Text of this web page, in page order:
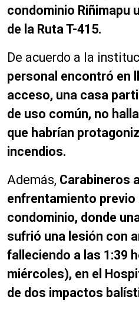
condominio Riñimapu
de la Ruta T-415.
De acuerdo a la
personal encontró en
acceso, una casa
de uso común, no
que habrían
incendios.
Además, Carabineros
enfrentamiento previo
condominio, donde
sufrió una lesión con
falleciendo a las 1:39
miércoles), en el
de dos impactos